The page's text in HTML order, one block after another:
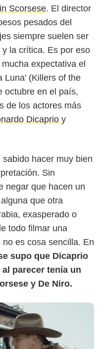
Scorsese. El director
pesados del
siempre suelen ser
la crítica. Es por eso
expectativa el
Luna' (Killers of the
octubre en el país,
de los actores más
Dicaprio y
hacer muy bien
Sin
negar que hacen un
que otra
exasperado o
todo filmar una
es cosa sencilla. En
supo que Dicaprio
parecer tenía un
y De Niro.
Entertainment